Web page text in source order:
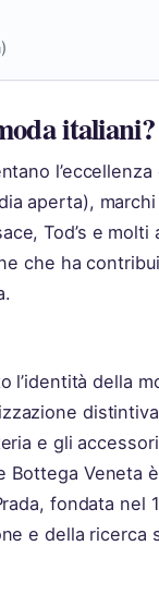
italiani?
aperta),
Tod’s e
che ha
l’identità della
e gli
Bottega Veneta
fondata nel
e della ricerca